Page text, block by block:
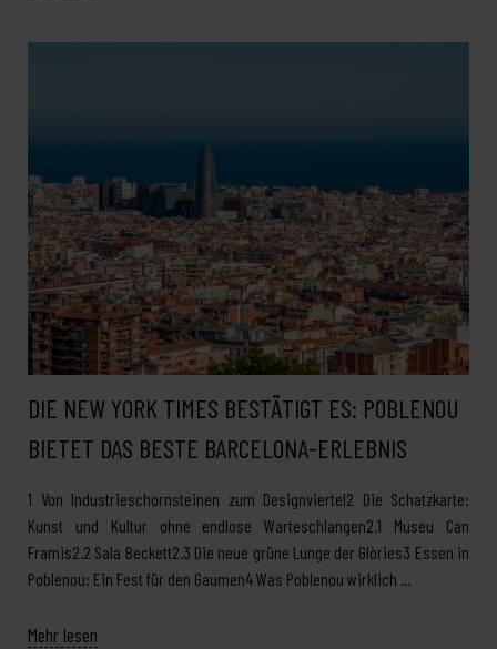
DIE NEW YORK TIMES BESTÄTIGT ES: POBLENOU
BIETET DAS BESTE BARCELONA-ERLEBNIS
1 Von Industrieschornsteinen zum Designviertel2 Die Schatzkarte:
Kunst und Kultur ohne endlose Warteschlangen2.1 Museu Can
Framis2.2 Sala Beckett2.3 Die neue grüne Lunge der Glòries3 Essen in
Poblenou: Ein Fest für den Gaumen4 Was Poblenou wirklich …
Mehr lesen